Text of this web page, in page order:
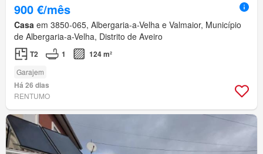
900 €/mês
Casa em 3850-065, Albergaria-a-Velha e Valmaior, Município
de Albergaria-a-Velha, Distrito de Aveiro
T2 1 124 m²
Garajem
Há 26 dias
RENTUMO